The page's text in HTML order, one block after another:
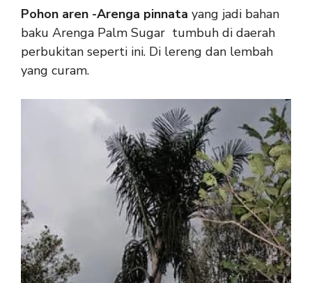
Pohon aren -Arenga pinnata yang jadi bahan
baku Arenga Palm Sugar tumbuh di daerah
perbukitan seperti ini. Di lereng dan lembah
yang curam.